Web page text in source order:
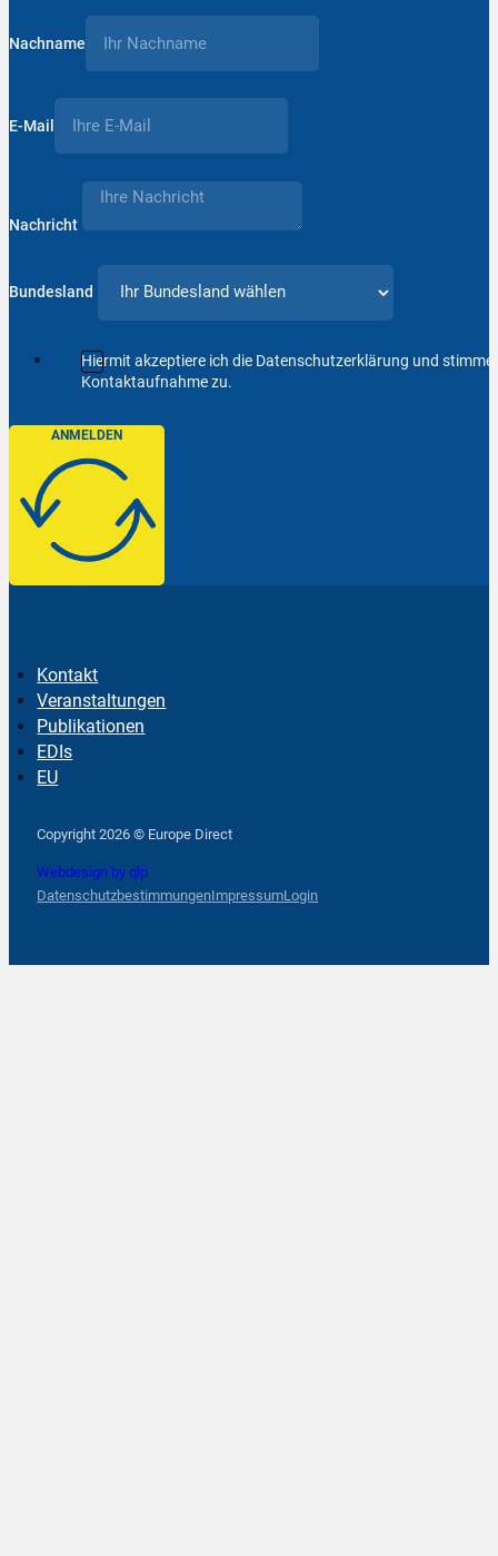
Nachname
E-Mail
Nachricht
Bundesland
Hiermit akzeptiere ich die Datenschutzerklärung und
Kontaktaufnahme zu.
ANMELDEN
Kontakt
Veranstaltungen
Publikationen
EDIs
EU
Copyright 2026 © Europe Direct
Webdesign by qlp
DatenschutzbestimmungenImpressumLogin